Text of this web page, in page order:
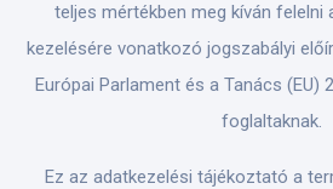
teljes mértékben meg kíván felelni
kezelésére vonatkozó jogszabályi
Európai Parlament és a Tanács (EU)
foglaltaknak.
Ez az adatkezelési tájékoztató a